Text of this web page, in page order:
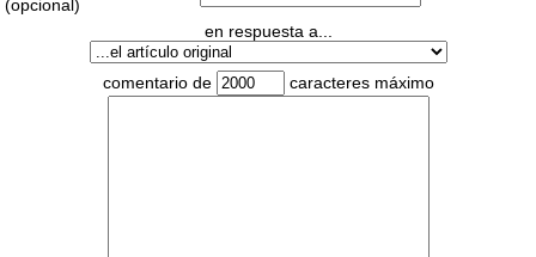
(opcional)
en respuesta a...
comentario de caracteres máximo